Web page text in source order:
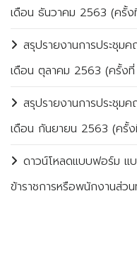
เดือน ธันวาคม 2563 (ครั้ง
สรุปรายงานการประชุม
เดือน ตุลาคม 2563 (ครั้ง
สรุปรายงานการประชุม
เดือน กันยายน 2563 (ครั้
ดาวน์โหลดแบบฟอร์ม แ
ข้าราชการหรือพนักงานส่ว